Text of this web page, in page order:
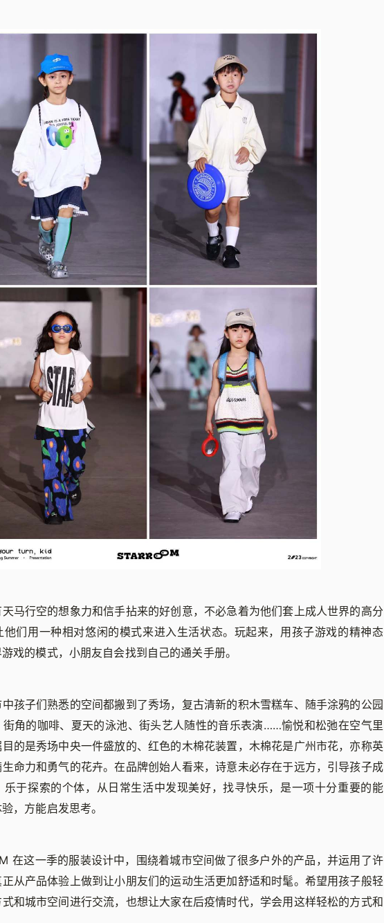
马行空的想象力和信手拈来的好创意，不必急着为他们套上成人世界的高分
他们用一种相对悠闲的模式来进入生活状态。玩起来，用孩子游戏的精神态
戏的模式，小朋友自会找到自己的通关手册。
孩子们熟悉的空间都搬到了秀场，复古清新的积木雪糕车、随手涂鸦的公园
角的咖啡、夏天的泳池、街头艺人随性的音乐表演……愉悦和松弛在空气里
的是秀场中央一件盛放的、红色的木棉花装置，木棉花是广州市花，亦称英
命力和勇气的花卉。在品牌创始人看来，诗意未必存在于远方，引导孩子成
乐于探索的个体，从日常生活中发现美好，找寻快乐，是一项十分重要的能
，方能启发思考。
在这一季的服装设计中，围绕着城市空间做了很多户外的产品，并运用了许
从产品体验上做到让小朋友们的运动生活更加舒适和时髦。希望用孩子般轻
和城市空间进行交流，也想让大家在后疫情时代，学会用这样轻松的方式和